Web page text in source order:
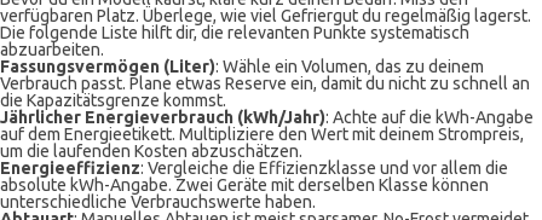
verfügbaren Platz. Überlege, wie viel Gefriergut du regelmäßig lagerst.
Die folgende Liste hilft dir, die relevanten Punkte systematisch
abzuarbeiten.
Fassungsvermögen (Liter): Wähle ein Volumen, das zu deinem
Verbrauch passt. Plane etwas Reserve ein, damit du nicht zu schnell an
die Kapazitätsgrenze kommst.
Jährlicher Energieverbrauch (kWh/Jahr): Achte auf die kWh-Angabe
auf dem Energieetikett. Multipliziere den Wert mit deinem Strompreis,
um die laufenden Kosten abzuschätzen.
Energieeffizienz: Vergleiche die Effizienzklasse und vor allem die
absolute kWh-Angabe. Zwei Geräte mit derselben Klasse können
unterschiedliche Verbrauchswerte haben.